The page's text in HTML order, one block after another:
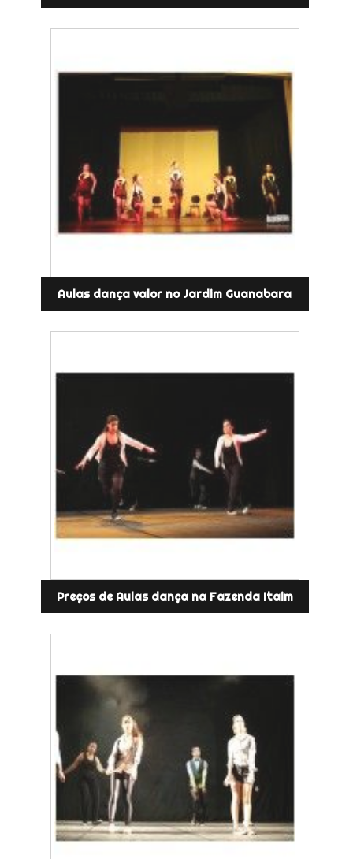
Aulas dança valor no Jardim Guanabara
Preços de Aulas dança na Fazenda Itaim